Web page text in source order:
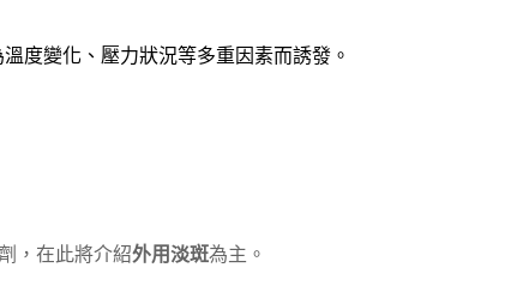
度變化、壓力狀況等多重因素而誘發。
，在此將介紹外用淡斑為主。